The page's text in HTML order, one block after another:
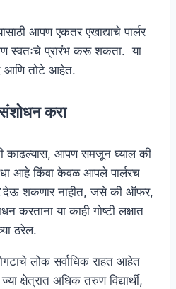
आपण एकतर एखाद्याचे पार्लर
स्वतःचे प्रारंभ करू शकता. या
आणि तोटे आहेत.
संशोधन करा
काढल्यास, आपण समजून घ्याल की
आहे किंवा केवळ आपले पार्लरच
देऊ शकणार नाहीत, जसे की ऑफर,
करताना या काही गोष्टी लक्षात
ठरेल.
लोक सर्वाधिक राहत आहेत
क्षेत्रात अधिक तरुण विद्यार्थी,